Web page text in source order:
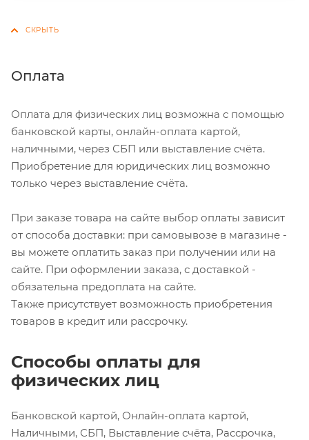
Оплата
Оплата для физических лиц возможна с помощью
банковской карты, онлайн-оплата картой,
наличными, через СБП или выставление счёта.
Приобретение для юридических лиц возможно
только через выставление счёта.
При заказе товара на сайте выбор оплаты зависит
от способа доставки: при самовывозе в магазине -
вы можете оплатить заказ при получении или на
сайте. При оформлении заказа, с доставкой -
обязательна предоплата на сайте.
Также присутствует возможность приобретения
товаров в кредит или рассрочку.
Способы оплаты для
физических лиц
Банковской картой, Онлайн-оплата картой,
Наличными, СБП, Выставление счёта, Рассрочка,